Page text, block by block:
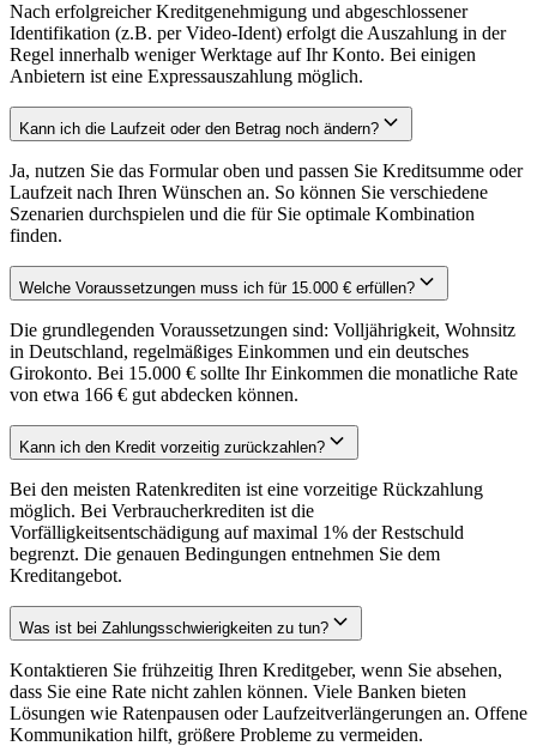
Nach erfolgreicher Kreditgenehmigung und abgeschlossener
Identifikation (z.B. per Video-Ident) erfolgt die Auszahlung in der
Regel innerhalb weniger Werktage auf Ihr Konto. Bei einigen
Anbietern ist eine Expressauszahlung möglich.
Kann ich die Laufzeit oder den Betrag noch ändern?
Ja, nutzen Sie das Formular oben und passen Sie Kreditsumme oder
Laufzeit nach Ihren Wünschen an. So können Sie verschiedene
Szenarien durchspielen und die für Sie optimale Kombination
finden.
Welche Voraussetzungen muss ich für 15.000 € erfüllen?
Die grundlegenden Voraussetzungen sind: Volljährigkeit, Wohnsitz
in Deutschland, regelmäßiges Einkommen und ein deutsches
Girokonto. Bei 15.000 € sollte Ihr Einkommen die monatliche Rate
von etwa 166 € gut abdecken können.
Kann ich den Kredit vorzeitig zurückzahlen?
Bei den meisten Ratenkrediten ist eine vorzeitige Rückzahlung
möglich. Bei Verbraucherkrediten ist die
Vorfälligkeitsentschädigung auf maximal 1% der Restschuld
begrenzt. Die genauen Bedingungen entnehmen Sie dem
Kreditangebot.
Was ist bei Zahlungsschwierigkeiten zu tun?
Kontaktieren Sie frühzeitig Ihren Kreditgeber, wenn Sie absehen,
dass Sie eine Rate nicht zahlen können. Viele Banken bieten
Lösungen wie Ratenpausen oder Laufzeitverlängerungen an. Offene
Kommunikation hilft, größere Probleme zu vermeiden.